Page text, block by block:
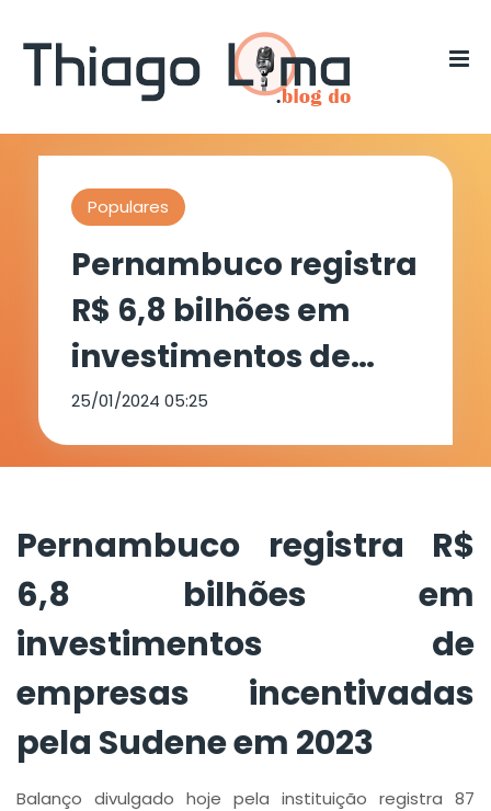
Populares
Pernambuco registra
R$ 6,8 bilhões em
investimentos de
empresas
incentivadas pela
25/01/2024 05:25
Pernambuco registra R$
6,8 bilhões em
investimentos de
empresas incentivadas
pela Sudene em 2023
Balanço divulgado hoje pela instituição registra 87